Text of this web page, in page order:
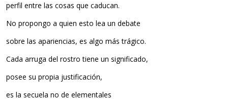
perfil entre las cosas que caducan.
No propongo a quien esto lea un debate
sobre las apariencias, es algo más trágico.
Cada arruga del rostro tiene un significado,
posee su propia justificación,
es la secuela no de elementales